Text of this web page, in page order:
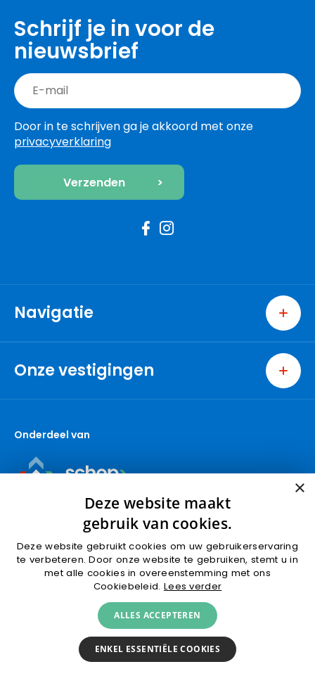
Schrijf je in voor de
nieuwsbrief
Door in te schrijven ga je akkoord met onze
privacyverklaring
Navigatie
Home
Bedrijven
Nieuwbouw
Contact
Makelaar Pijnacker
Makelaar Delft
Onze vestigingen
Pijnacker
Berkel en Rodenrijs
Den Haag
Capelle aan den IJssel
Gouda (wonen)
Gouda (bedrijven)
Krimpen aan den IJssel
Rotterdam
Ridderkerk
Zevenbergen
Zoetermeer
Onderdeel van
Algemene voorwaarden
Privacyverklaring
© 2026 Ruseler & Van Herk Makelaars
KVK 89392515
×
Deze website maakt
gebruik van cookies.
Deze website gebruikt cookies om uw gebruikerservaring
te verbeteren. Door onze website te gebruiken, stemt u in
met alle cookies in overeenstemming met ons
Cookiebeleid. Lees verder
ALLES ACCEPTEREN
ENKEL ESSENTIËLE COOKIES